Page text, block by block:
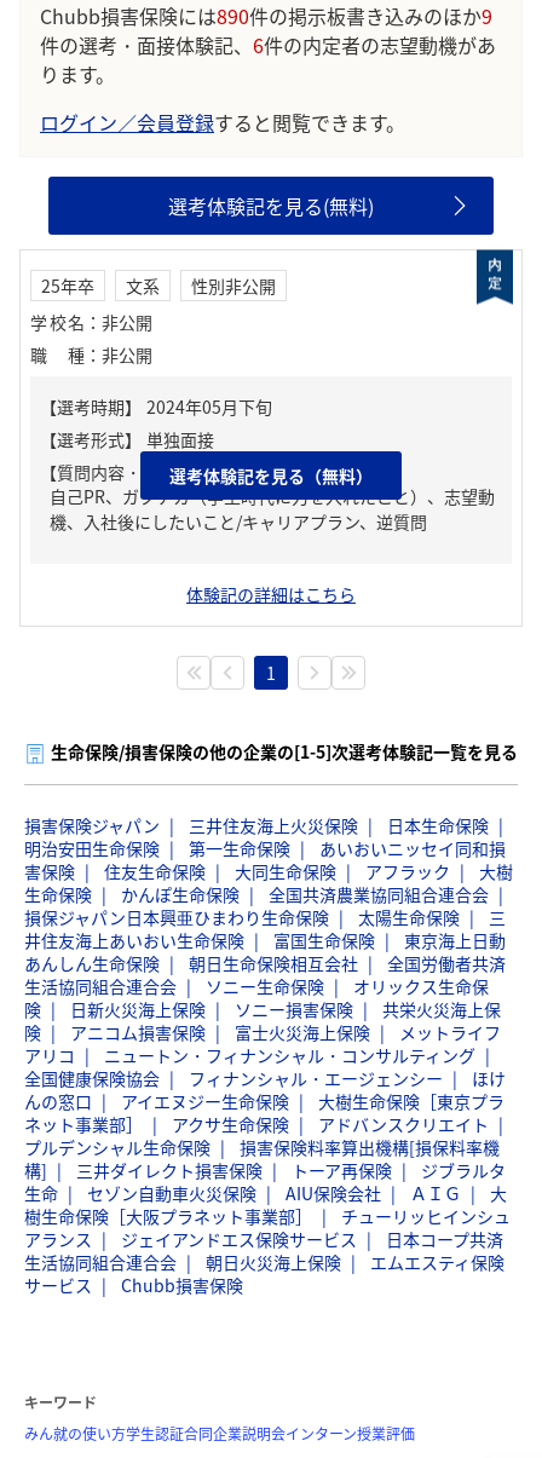
Chubb損害保険には890件の掲示板書き込みのほか9
件の選考・面接体験記、 6件の内定者の志望動機があ
ります。
ログイン／会員登録すると閲覧できます。
選考体験記を見る(無料)
25年卒 文系
性別非公開
学校名 ： 非公開
職種 ： 非公開
【質問内容・課題】
自己PR、ガクチカ（学生時代に力を入れたこと）、志望動
機、入社後にしたいこと/キャリアプラン、逆質問
選考体験記を見る（無料）
体験記の詳細はこちら
1
生命保険/損害保険の他の企業の[1-5]次選考体験記一覧を見る
損害保険ジャパン 三井住友海上火災保険
日本生命保険
明治安田生命保険
第一生命保険
あいおいニッセイ同和損
害保険
住友生命保険 大同生命保険 アフラック
大樹
生命保険
かんぽ生命保険
全国共済農業協同組合連合会
損保ジャパン日本興亜ひまわり生命保険
太陽生命保険
三
井住友海上あいおい生命保険
富国生命保険
東京海上日動
あんしん生命保険
朝日生命保険相互会社
全国労働者共済
生活協同組合連合会
ソニー生命保険
オリックス生命保
険
日新火災海上保険 ソニー損害保険
共栄火災海上保
険
アニコム損害保険 富士火災海上保険
メットライフ
アリコ
ニュートン・フィナンシャル・コンサルティング
全国健康保険協会
フィナンシャル・エージェンシー
ほけ
んの窓口
アイエヌジー生命保険
大樹生命保険［東京プラ
ネット事業部］
アクサ生命保険
アドバンスクリエイト
プルデンシャル生命保険
損害保険料率算出機構[損保料率機
構]
三井ダイレクト損害保険 トーア再保険
ジブラルタ
生命
セゾン自動車火災保険 AIU保険会社 ＡＩＧ
大
樹生命保険［大阪プラネット事業部］
チューリッヒインシュ
アランス
ジェイアンドエス保険サービス
日本コープ共済
生活協同組合連合会
朝日火災海上保険
エムエスティ保険
サービス
Chubb損害保険
キーワード
みん就の使い方学生認証合同企業説明会インターン授業評価